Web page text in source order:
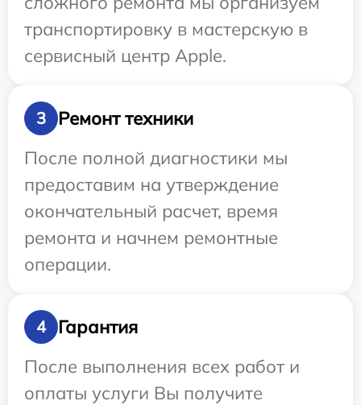
транспортировку в мастерскую в
сервисный центр Apple.
3
Ремонт техники
После полной диагностики мы
предоставим на утверждение
окончательный расчет, время
ремонта и начнем ремонтные
операции.
4
Гарантия
После выполнения всех работ и
оплаты услуги Вы получите